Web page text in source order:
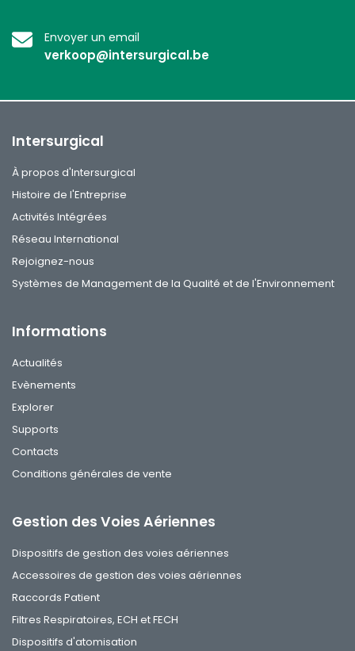
Envoyer un email
verkoop@intersurgical.be
Intersurgical
À propos d'Intersurgical
Histoire de l'Entreprise
Activités Intégrées
Réseau International
Rejoignez-nous
Systèmes de Management de la Qualité et de l'Environnement
Informations
Actualités
Evènements
Explorer
Supports
Contacts
Conditions générales de vente
Gestion des Voies Aériennes
Dispositifs de gestion des voies aériennes
Accessoires de gestion des voies aériennes
Raccords Patient
Filtres Respiratoires, ECH et FECH
Dispositifs d'atomisation